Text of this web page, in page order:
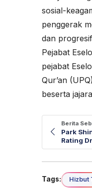
sosial-
penggerak
dan
Pejabat
pejabat
Qur’an
beserta
Berita
Park
Rating
Tags: Hizbut